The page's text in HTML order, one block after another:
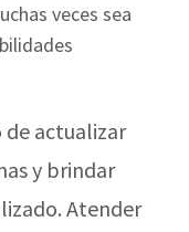
veces sea
de actualizar
y brindar
Atender